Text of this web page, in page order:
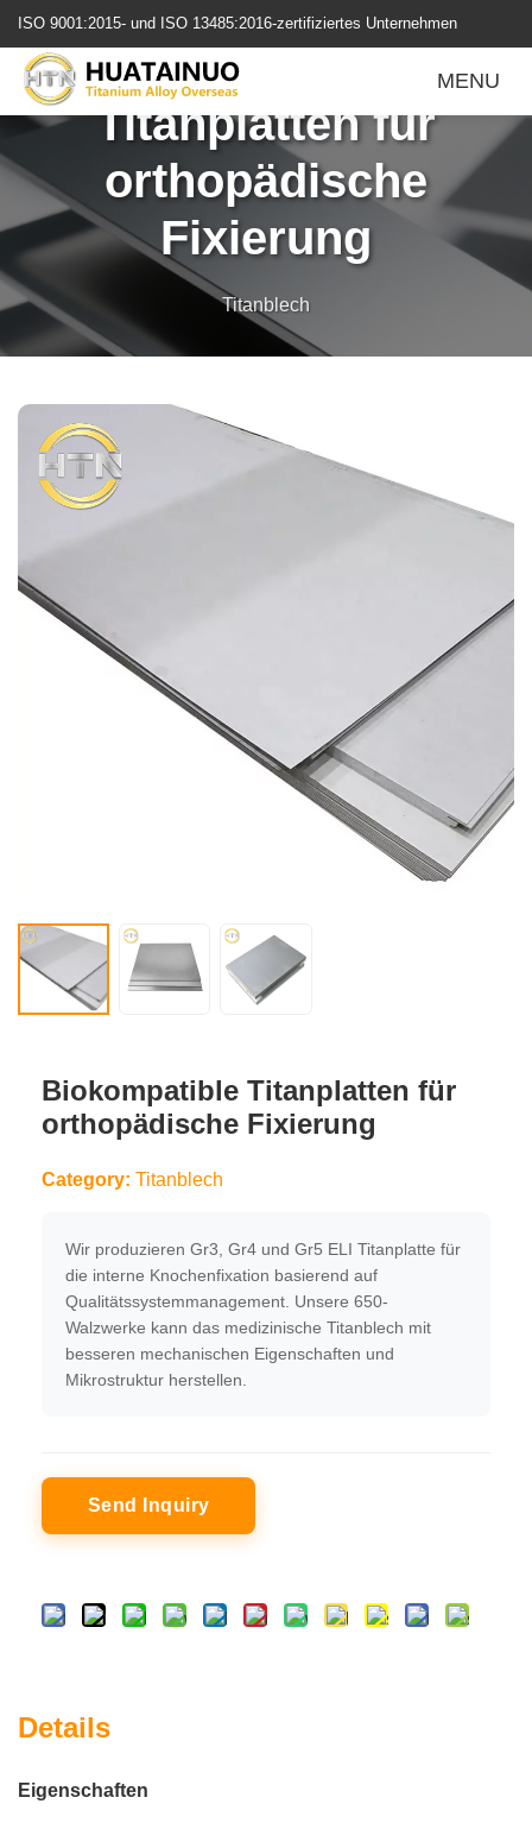
转
ISO 9001:2015- und ISO 13485:2016-zertifiziertes Unternehmen
MENU
Biokompatible
Titanplatten für
orthopädische
Fixierung
Titanblech
Biokompatible Titanplatten für
orthopädische Fixierung
Category: Titanblech
Wir produzieren Gr3, Gr4 und Gr5 ELI Titanplatte für
die interne Knochenfixation basierend auf
Qualitätssystemmanagement. Unsere 650-
Walzwerke kann das medizinische Titanblech mit
besseren mechanischen Eigenschaften und
Mikrostruktur herstellen.
Send Inquiry
Details
Eigenschaften